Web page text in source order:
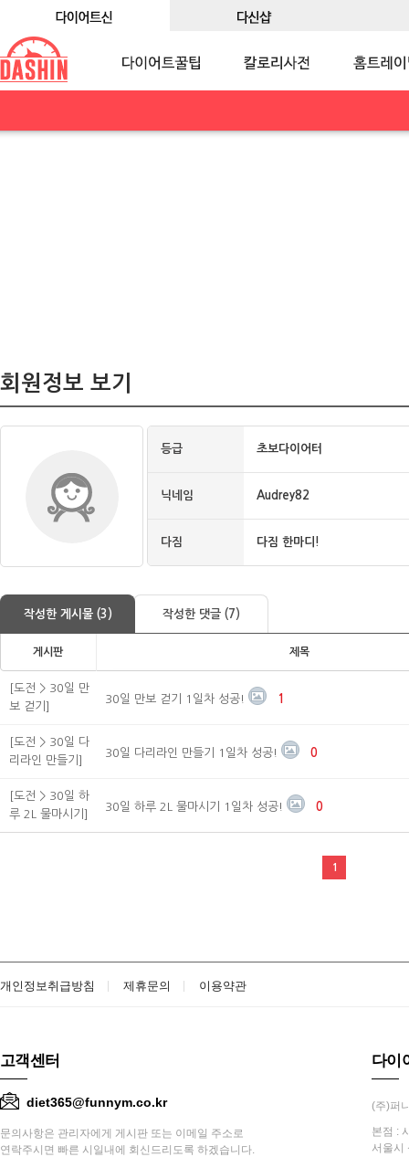
회원정보 보기
등급 초보다이어터
닉네임 Audrey82
다짐 다짐 한마디!
작성한 게시물 (3) 작성한 댓글 (7)
게시판 제목
[도전 > 30일 만
보 걷기]
30일 만보 걷기 1일차 성공! 1
[도전 > 30일 다
리라인 만들기]
30일 다리라인 만들기 1일차 성공! 0
[도전 > 30일 하
루 2L 물마시기]
30일 하루 2L 물마시기 1일차 성공! 0
1
개인정보취급방침 제휴문의 이용약관
고객센터
diet365@funnym.co.kr
문의사항은 관리자에게 게시판 또는 이메일 주소로
연락주시면 빠른 시일내에 회신드리도록 하겠습니다.
다이
(주)퍼
본점 :
서울시